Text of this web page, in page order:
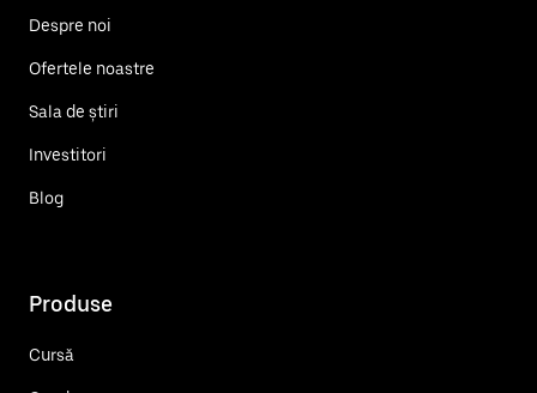
Despre noi
Ofertele noastre
Sala de știri
Investitori
Blog
Produse
Cursă